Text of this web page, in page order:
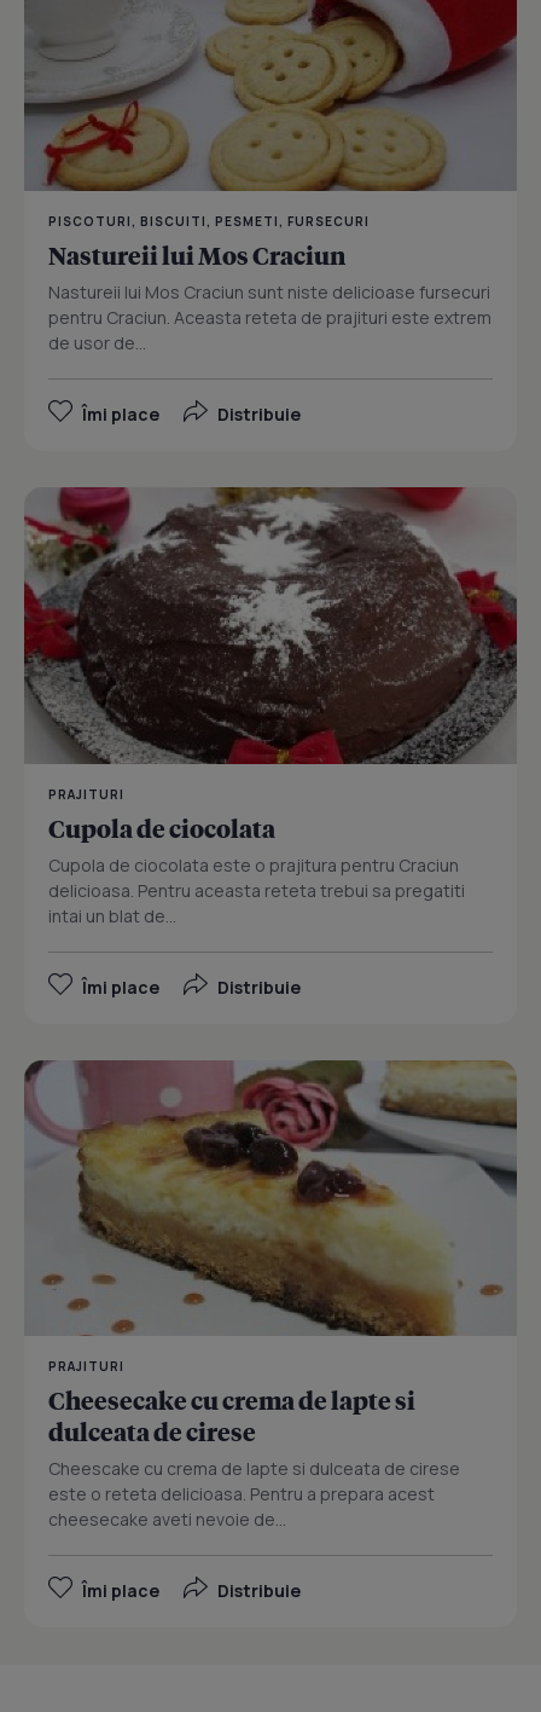
PISCOTURI, BISCUITI, PESMETI, FURSECURI
Nastureii lui Mos Craciun
Nastureii lui Mos Craciun sunt niste delicioase fursecuri
pentru Craciun. Aceasta reteta de prajituri este extrem
de usor de...
Îmi place Distribuie
PRAJITURI
Cupola de ciocolata
Cupola de ciocolata este o prajitura pentru Craciun
delicioasa. Pentru aceasta reteta trebui sa pregatiti
intai un blat de...
Îmi place Distribuie
PRAJITURI
Cheesecake cu crema de lapte si
dulceata de cirese
Cheescake cu crema de lapte si dulceata de cirese
este o reteta delicioasa. Pentru a prepara acest
cheesecake aveti nevoie de...
Îmi place Distribuie